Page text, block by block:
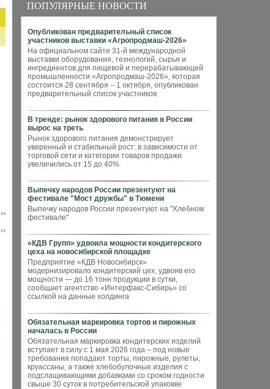
ПОПУЛЯРНЫЕ НОВОСТИ
Опубликован предварительный список
участников выставки «Агропродмаш-2026»
На официальном сайте 31-й международной
выставки оборудования, технологий, сырья и
ингредиентов для пищевой и перерабатывающей
промышленности «Агропродмаш-2026», которая
состоится 28 сентября – 1 октября, опубликован
предварительный список участников
В тренде: рынок здорового питания в России
вырос на треть
Рынок здорового питания демонстрирует
уверенный и стабильный рост: в зависимости от
торговой сети и категории товаров продажи
увеличились от 15 до 40%
Выпечку народов России презентуют на
фестивале "Мост дружбы" в Тюмени
Выпечку народов России презентуют на "Хлебном
фестивале"
«КДВ Групп» удвоила мощности кондитерского
цеха на новосибирской площадке
Предприятие «КДВ Новосибирск»
модернизировало кондитерский цех, удвоив его
мощности — до 16 тонн продукции в сутки,
сообщает агентство «Интерфакс-Сибирь» со
ссылкой на данные холдинга
Обязательная маркировка тортов и пирожных
началась в России
Обязательная маркировка кондитерских изделий
вступает в силу с 1 мая 2026 года – под новые
требования попадают торты, пирожные, рулеты,
круассаны, а также хлебобулочные изделия с
подслащивающими добавками со сроком годности
свыше 30 суток в потребительской упаковке
››
››